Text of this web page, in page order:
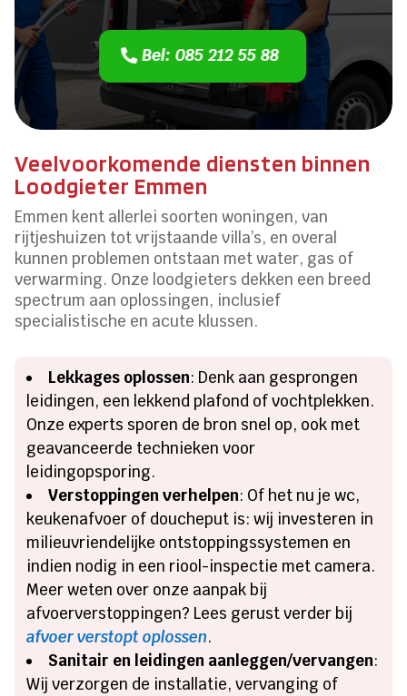
Bel: 085 212 55 88
Veelvoorkomende diensten binnen
Loodgieter Emmen
Emmen kent allerlei soorten woningen, van
rijtjeshuizen tot vrijstaande villa’s, en overal
kunnen problemen ontstaan met water, gas of
verwarming. Onze loodgieters dekken een breed
spectrum aan oplossingen, inclusief
specialistische en acute klussen.
Lekkages oplossen: Denk aan gesprongen
leidingen, een lekkend plafond of vochtplekken.
Onze experts sporen de bron snel op, ook met
geavanceerde technieken voor
leidingopsporing.
Verstoppingen verhelpen: Of het nu je wc,
keukenafvoer of doucheput is: wij investeren in
milieuvriendelijke ontstoppingssystemen en
indien nodig in een riool-inspectie met camera.
Meer weten over onze aanpak bij
afvoerverstoppingen? Lees gerust verder bij
afvoer verstopt oplossen.
Sanitair en leidingen aanleggen/vervangen:
Wij verzorgen de installatie, vervanging of